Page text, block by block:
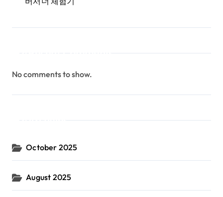
No comments to show.
October 2025
August 2025